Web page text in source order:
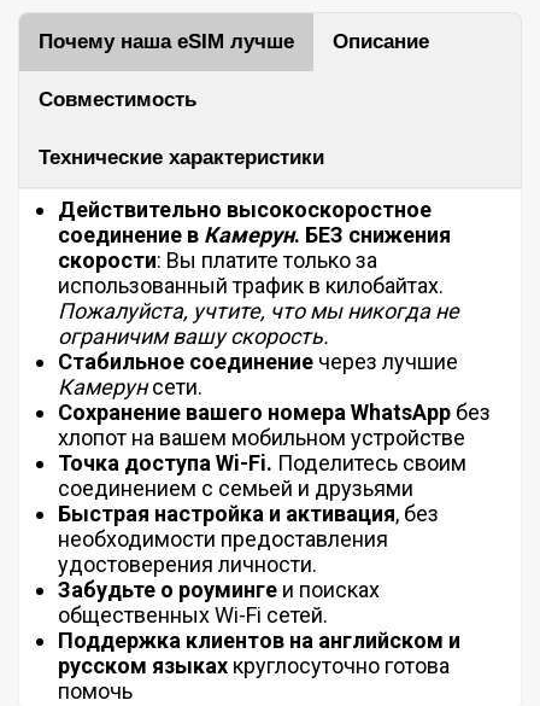
Почему наша eSIM лучше Описание
Совместимость
Технические характеристики
Действительно высокоскоростное
соединение в Камерун. БЕЗ снижения
скорости: Вы платите только за
использованный трафик в килобайтах.
Пожалуйста, учтите, что мы никогда не
ограничим вашу скорость.
Стабильное соединение через лучшие
Камерунсети.
Сохранение вашего номера WhatsApp без
хлопот на вашем мобильном устройстве
Точка доступа Wi-Fi. Поделитесь своим
соединением с семьей и друзьями
Быстрая настройка и активация, без
необходимости предоставления
удостоверения личности.
Забудьте о роуминге и поисках
общественных Wi-Fi сетей.
Поддержка клиентов на английском и
русском языках круглосуточно готова
помочь